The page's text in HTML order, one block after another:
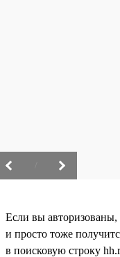
Если вы авторизованы,
и просто тоже
в поисковую строку